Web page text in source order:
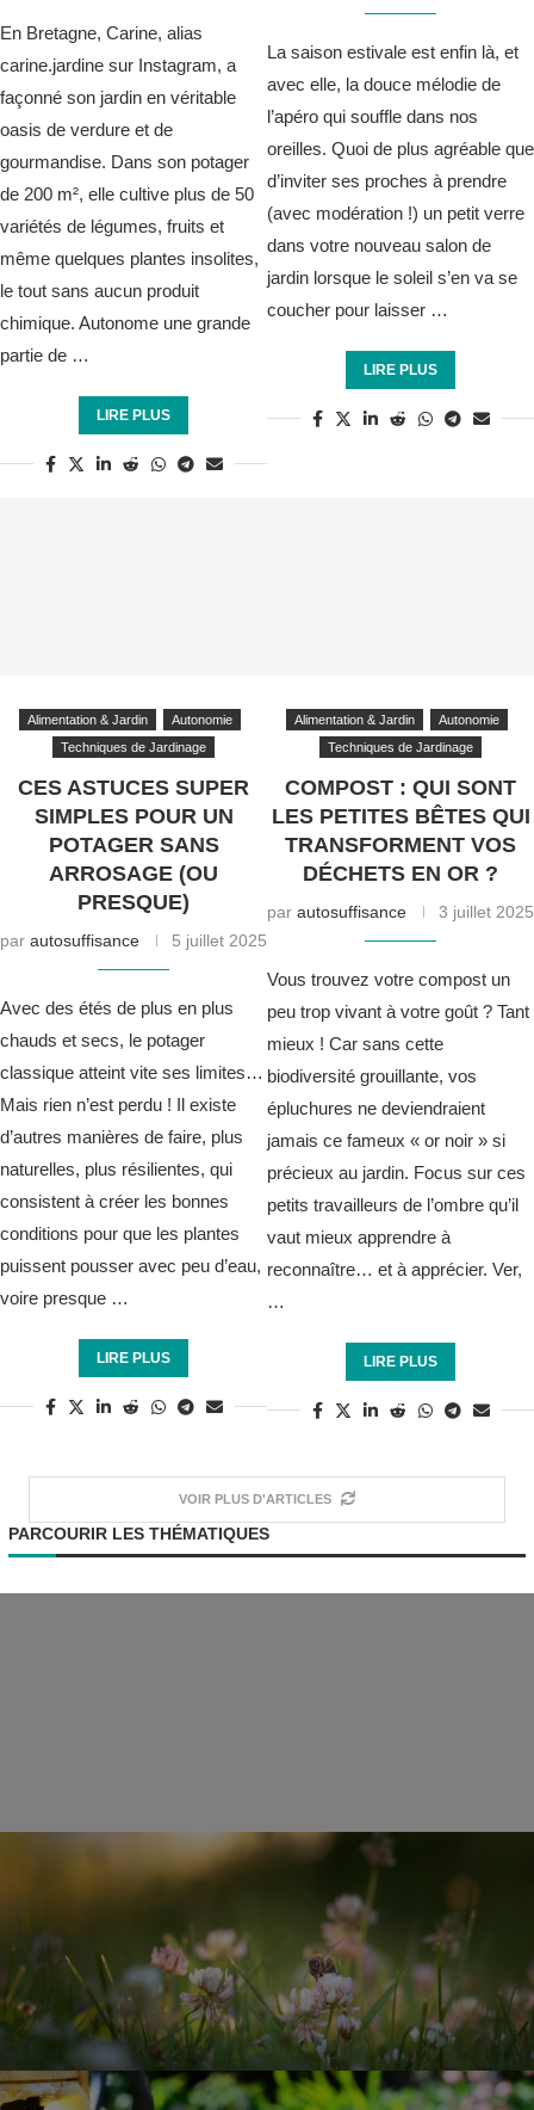
En Bretagne, Carine, alias
carine.jardine sur Instagram, a
façonné son jardin en véritable
oasis de verdure et de
gourmandise. Dans son potager
de 200 m², elle cultive plus de 50
variétés de légumes, fruits et
même quelques plantes insolites,
le tout sans aucun produit
chimique. Autonome une grande
partie de …
LIRE PLUS
La saison estivale est enfin là, et
avec elle, la douce mélodie de
l’apéro qui souffle dans nos
oreilles. Quoi de plus agréable que
d’inviter ses proches à prendre
(avec modération !) un petit verre
dans votre nouveau salon de
jardin lorsque le soleil s’en va se
coucher pour laisser …
LIRE PLUS
Alimentation & Jardin
Autonomie
Techniques de Jardinage
CES ASTUCES SUPER
SIMPLES POUR UN
POTAGER SANS
ARROSAGE (OU
PRESQUE)
par autosuffisance 5 juillet 2025
Avec des étés de plus en plus
chauds et secs, le potager
classique atteint vite ses limites…
Mais rien n’est perdu ! Il existe
d’autres manières de faire, plus
naturelles, plus résilientes, qui
consistent à créer les bonnes
conditions pour que les plantes
puissent pousser avec peu d’eau,
voire presque …
LIRE PLUS
Alimentation & Jardin
Autonomie
Techniques de Jardinage
COMPOST : QUI SONT
LES PETITES BÊTES QUI
TRANSFORMENT VOS
DÉCHETS EN OR ?
par autosuffisance 3 juillet 2025
Vous trouvez votre compost un
peu trop vivant à votre goût ? Tant
mieux ! Car sans cette
biodiversité grouillante, vos
épluchures ne deviendraient
jamais ce fameux « or noir » si
précieux au jardin. Focus sur ces
petits travailleurs de l’ombre qu’il
vaut mieux apprendre à
reconnaître… et à apprécier. Ver,
…
LIRE PLUS
VOIR PLUS D'ARTICLES
PARCOURIR LES THÉMATIQUES